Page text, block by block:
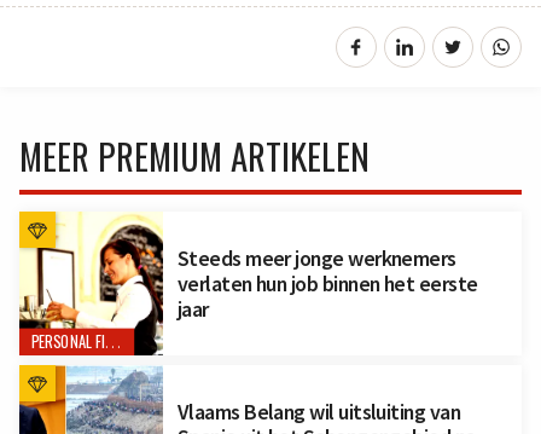
MEER PREMIUM ARTIKELEN
PERSONAL FINANCE
Steeds meer jonge werknemers
verlaten hun job binnen het eerste
jaar
Vlaams Belang wil uitsluiting van